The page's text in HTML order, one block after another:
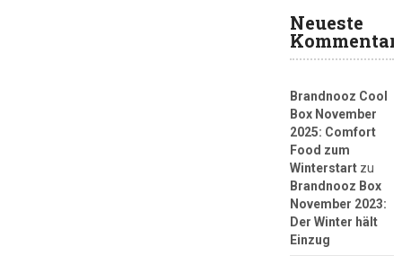
Neueste
Brandnooz Cool
Box November
2025: Comfort
Food zum
Winterstartzu
Brandnooz Box
November 2023:
Der Winter hält
Einzug